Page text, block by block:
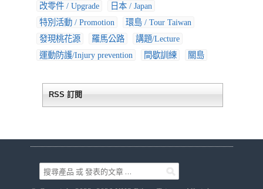
改零件 / Upgrade
日本 / Japan
特別活動 / Promotion
環島 / Tour Taiwan
發現桃花源
羅馬公路
講題/Lecture
運動防護/Injury prevention
間歇訓練 關島
RSS 訂閱